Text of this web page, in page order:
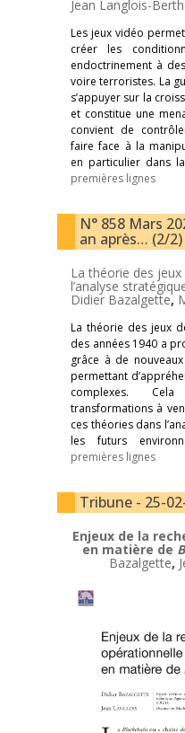
Jean Langlois-
Les jeux vidéo
créer les
endoctrinement à
voire terroristes. La
s’appuyer sur la
et constitue une
convient de
faire face à la
en particulier dans
premières lignes
N° 858 Mars
an après… (2/2)
La théorie des
l’analyse
Didier Bazalgette,
La théorie des jeux
des années 1940 a
grâce à de
permettant
complexes.
transformations à
ces théories dans
les futurs
premières lignes
Tribune - 25-
Enjeux de la
en matière de
Bazalgette,